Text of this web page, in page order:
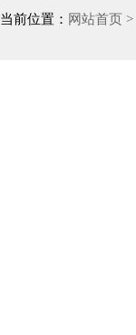
当前位置： 网站首页 >